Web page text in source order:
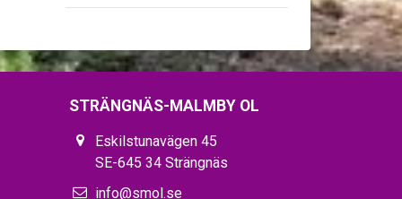
STRÄNGNÄS-MALMBY OL
Eskilstunavägen 45
SE-645 34 Strängnäs
info@smol.se